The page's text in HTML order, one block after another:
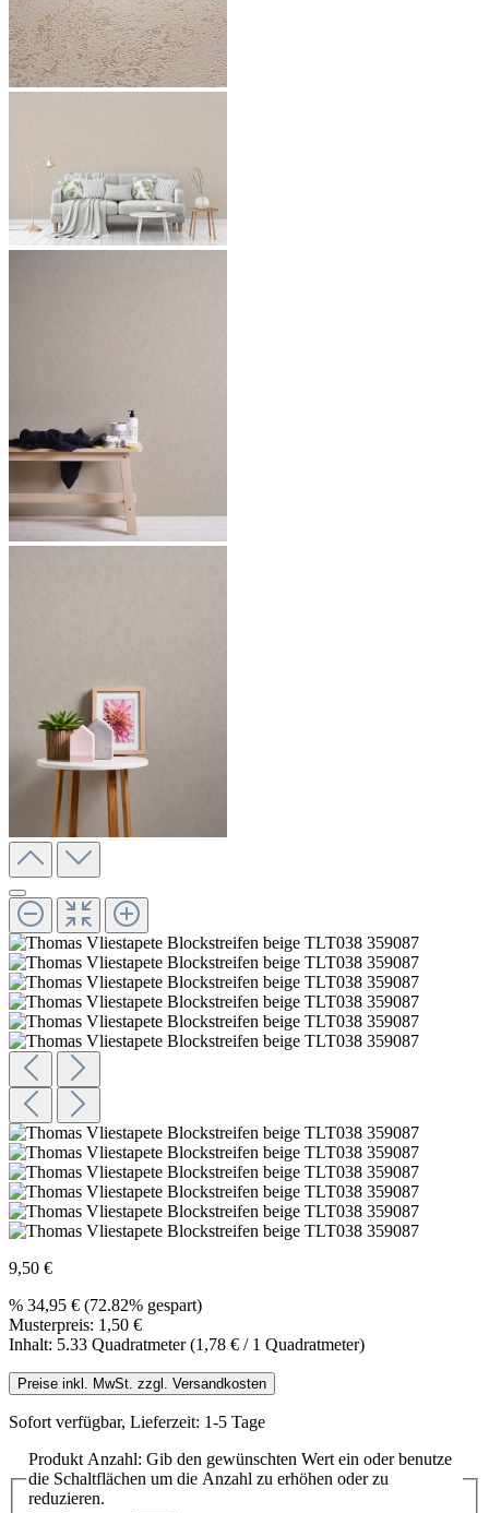
9,50 €
% 34,95 € (72.82% gespart)
Musterpreis: 1,50 €
Inhalt: 5.33 Quadratmeter(1,78 € / 1 Quadratmeter)
Preise inkl. MwSt. zzgl. Versandkosten
Sofort verfügbar, Lieferzeit: 1-5 Tage
Produkt Anzahl: Gib den gewünschten Wert ein oder benutze
die Schaltflächen um die Anzahl zu erhöhen oder zu
reduzieren.